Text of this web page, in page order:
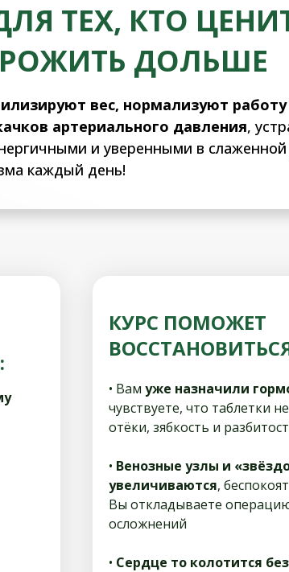
ТЕХ, КТО
ДОЛЬШЕ
вес, нормализуют
артериального давления,
и уверенными в
каждый день!
КУРС ПОМОЖЕТ
• Вам уже назначили
чувствуете, что таблетки
отёки, зябкость и
• Венозные узлы и
увеличиваются,
Вы откладываете
осложнений
• Сердце то колотится